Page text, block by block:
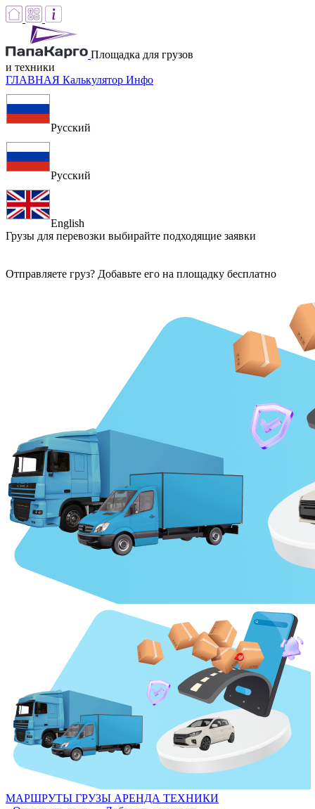
Площадка для грузов
и техники
ГЛАВНАЯ Калькулятор Инфо
Русский
Русский
English
Грузы для перевозки выбирайте подходящие заявки
Отправляете груз? Добавьте его на площадку бесплатно
МАРШРУТЫ ГРУЗЫ АРЕНДА ТЕХНИКИ